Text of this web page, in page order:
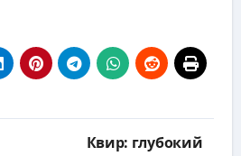
Квир: глубокий